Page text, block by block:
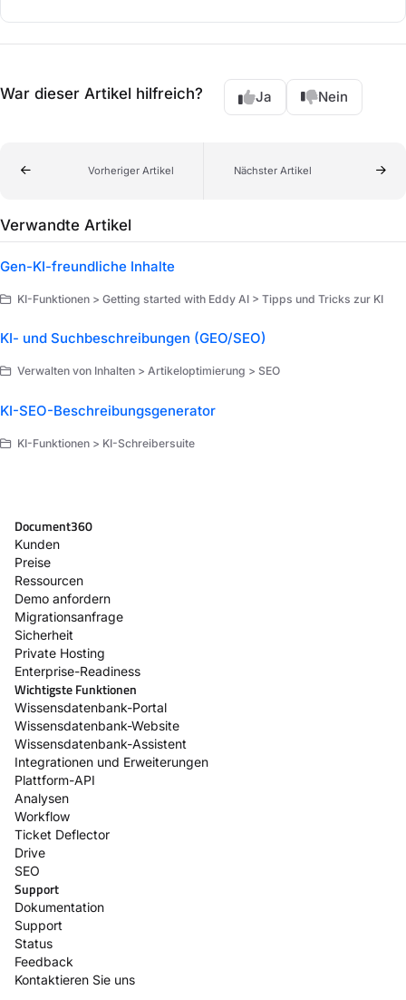
War dieser Artikel hilfreich? Ja Nein
Vorheriger Artikel Nächster Artikel
Verwandte Artikel
Gen-KI-freundliche Inhalte
KI-Funktionen > Getting started with Eddy AI > Tipps und Tricks zur KI
KI- und Suchbeschreibungen (GEO/SEO)
Verwalten von Inhalten > Artikeloptimierung > SEO
KI-SEO-Beschreibungsgenerator
KI-Funktionen > KI-Schreibersuite
Document360
Kunden
Preise
Ressourcen
Demo anfordern
Migrationsanfrage
Sicherheit
Private Hosting
Enterprise-Readiness
Wichtigste Funktionen
Wissensdatenbank-Portal
Wissensdatenbank-Website
Wissensdatenbank-Assistent
Integrationen und Erweiterungen
Plattform-API
Analysen
Workflow
Ticket Deflector
Drive
SEO
Support
Dokumentation
Support
Status
Feedback
Kontaktieren Sie uns